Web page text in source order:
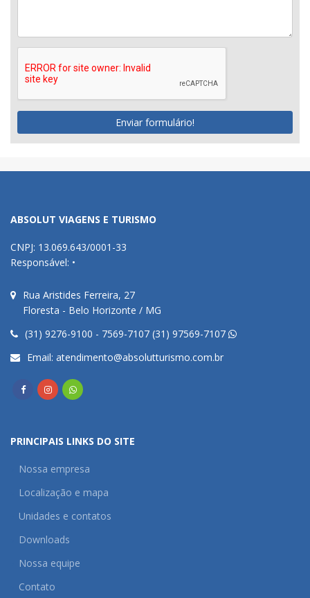
Enviar formulário!
ABSOLUT VIAGENS E TURISMO
CNPJ: 13.069.643/0001-33
Responsável: •
Rua Aristides Ferreira, 27
Floresta - Belo Horizonte / MG
(31) 9276-9100 - 7569-7107 (31) 97569-7107
Email: atendimento@absolutturismo.com.br
PRINCIPAIS LINKS DO SITE
Nossa empresa
Localização e mapa
Unidades e contatos
Downloads
Nossa equipe
Contato